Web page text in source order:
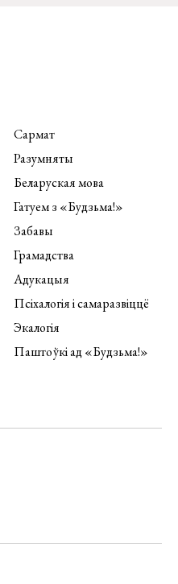
Сармат
Разумняты
Беларуская мова
Гатуем з «Будзьма!»
Забавы
Грамадства
Адукацыя
Псіхалогія і самаразвіццё
Экалогія
Паштоўкі ад «Будзьма!»